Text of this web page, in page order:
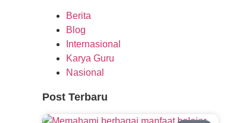
Berita
Blog
Internasional
Karya Guru
Nasional
Post Terbaru